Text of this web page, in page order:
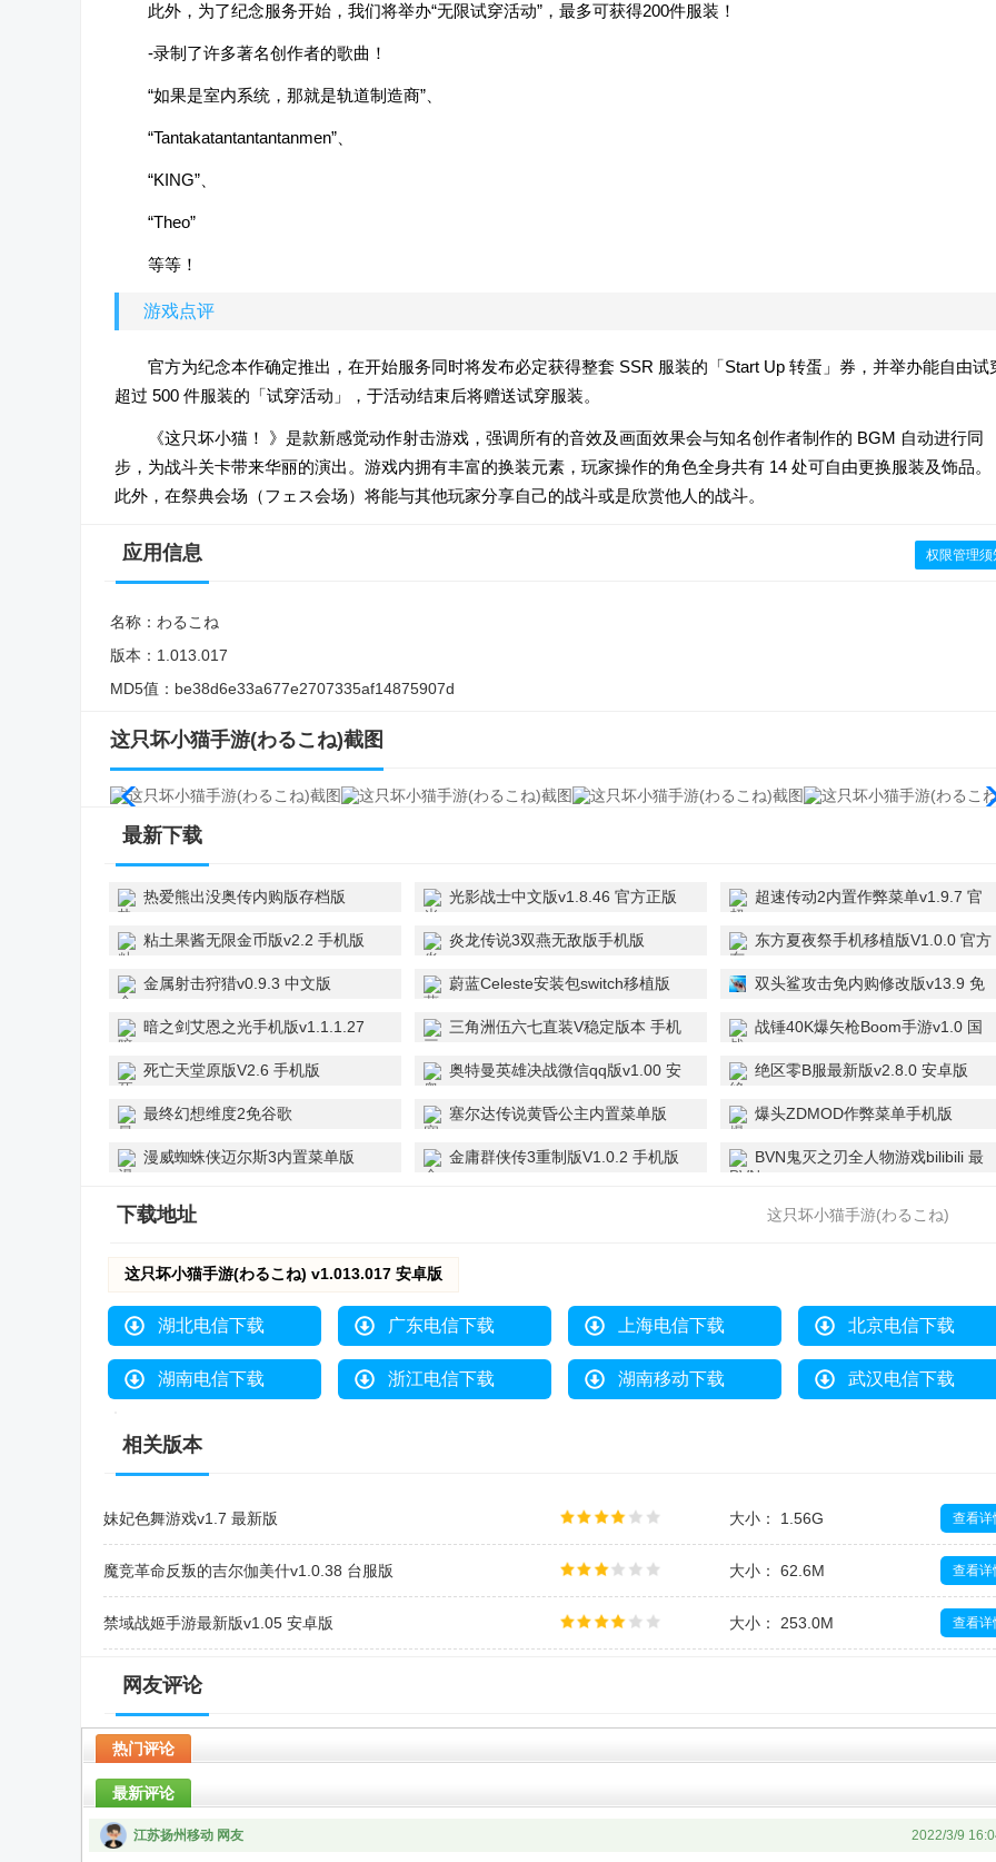
此外，为了纪念服务开始，我们将举办“无限试穿活动”，最多可获得200件服装！
-录制了许多著名创作者的歌曲！
“如果是室内系统，那就是轨道制造商”、
“Tantakatantantantanmen”、
“KING”、
“Theo”
等等！
游戏点评
官方为纪念本作确定推出，在开始服务同时将发布必定获得整套 SSR 服装的「Start Up 转蛋」券，并举办能自由试
超过 500 件服装的「试穿活动」，于活动结束后将赠送试穿服装。
《这只坏小猫！ 》是款新感觉动作射击游戏，强调所有的音效及画面效果会与知名创作者制作的 BGM 自动进行同
步，为战斗关卡带来华丽的演出。游戏内拥有丰富的换装元素，玩家操作的角色全身共有 14 处可自由更换服装及饰品。
此外，在祭典会场（フェス会场）将能与其他玩家分享自己的战斗或是欣赏他人的战斗。
应用信息 权限管理须
名称： わるこね
版本： 1.013.017
MD5值： be38d6e33a677e2707335af14875907d
这只坏小猫手游(わるこね)截图
最新下载
热爱熊出没奥传内购版存档版
光影战士中文版v1.8.46 官方正版
超速传动2内置作弊菜单v1.9.7 官
粘土果酱无限金币版v2.2 手机版
炎龙传说3双燕无敌版手机版
东方夏夜祭手机移植版V1.0.0 官方
金属射击狩猎v0.9.3 中文版 蔚蓝Celeste安装包switch移植版
双头鲨攻击免内购修改版v13.9 免
暗之剑艾恩之光手机版v1.1.1.27
三角洲伍六七直装V稳定版本 手机
战锤40K爆矢枪Boom手游v1.0 国
死亡天堂原版V2.6 手机版
奥特曼英雄决战微信qq版v1.00 安
绝区零B服最新版v2.8.0 安卓版
最终幻想维度2免谷歌
塞尔达传说黄昏公主内置菜单版
爆头ZDMOD作弊菜单手机版
漫威蜘蛛侠迈尔斯3内置菜单版
金庸群侠传3重制版V1.0.2 手机版
BVN鬼灭之刃全人物游戏bilibili 最
下载地址
这只坏小猫手游(わるこね)
这只坏小猫手游(わるこね) v1.013.017 安卓版
湖北电信下载 广东电信下载 上海电信下载 北京电信下载
湖南电信下载 浙江电信下载 湖南移动下载 武汉电信下载
相关版本
妹妃色舞游戏v1.7 最新版 大小： 1.56G 查看详
魔竞革命反叛的吉尔伽美什v1.0.38 台服版 大小： 62.6M 查看详
禁域战姬手游最新版v1.05 安卓版 大小： 253.0M 查看详
银白终焉纪游戏v1.0.2 海外版
风暴迷城游戏官方版v1.05.17 最新版 大小： 498.1M 查看详
网友评论
热门评论
最新评论
江苏扬州移动 网友 2022/3/9